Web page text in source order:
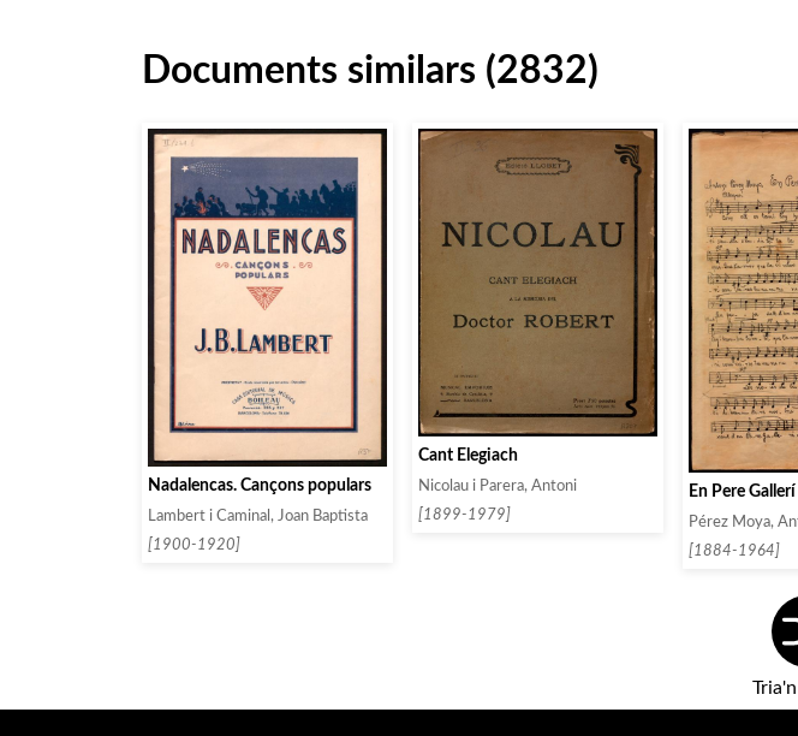
Documents similars (2832)
Nadalencas. Cançons populars
Lambert i Caminal, Joan Baptista
[1900-1920]
Cant Elegiach
Nicolau i Parera, Antoni
[1899-1979]
En Pere Gallerí
Pérez Moya,
[1884-1964]